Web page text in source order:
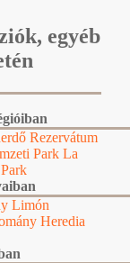
egyéb
Rezervátum
Park La
Limón
Heredia